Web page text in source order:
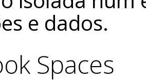
e dados.
Spaces